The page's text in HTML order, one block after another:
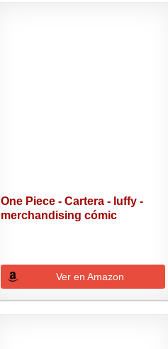
One Piece - Cartera - luffy -
merchandising cómic
Ver en Amazon